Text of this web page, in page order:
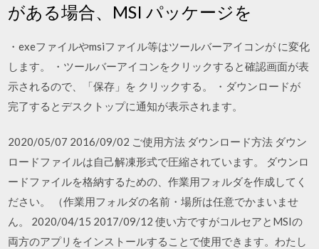
がある場合、MSI パッケージを
・exeファイルやmsiファイル等はツールバーアイコンが に変化
します。 ・ツールバーアイコンをクリックすると確認画面が表
示されるので、「保存」を クリックする。 ・ダウンロードが
完了するとデスクトップに通知が表示されます。
2020/05/07 2016/09/02 ご使用方法 ダウンロード方法 ダウン
ロードファイルは自己解凍形式で圧縮されています。 ダウンロ
ードファイルを格納するための、作業用フォルダを作成してく
ださい。 （作業用フォルダの名前・場所は任意でかまいませ
ん。 2020/04/15 2017/09/12 使い方ですがコルセアとMSIの
両方のアプリをインストールすることで使用できます。わたし